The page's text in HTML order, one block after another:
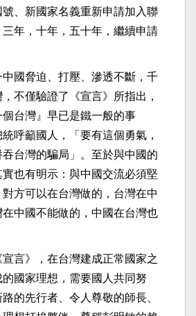
、新國家名義重新申請加入聯
年，十年，五十年，繼續申請
國脅迫、打壓、滲透不斷，千
不僅驗證了《宣言》所指出，
個台灣』早已是鐵一般的事
呼籲國人，「要有這個勇氣，
台灣的騙局」。至於與中國的
也有明示：與中國交流必須堅
方可以在台灣做的，台灣在中
中國不能做的，中國在台灣也
言》，在台灣建成正常國家之
國家理想，需要國人共同努
的先行者、令人尊敬的師長、